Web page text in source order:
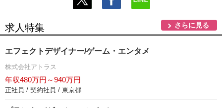
求人特集 さらに見る
エフェクトデザイナー/ゲーム・エンタメ
株式会社アトラス
年収480万円～940万円
正社員 / 契約社員 / 東京都